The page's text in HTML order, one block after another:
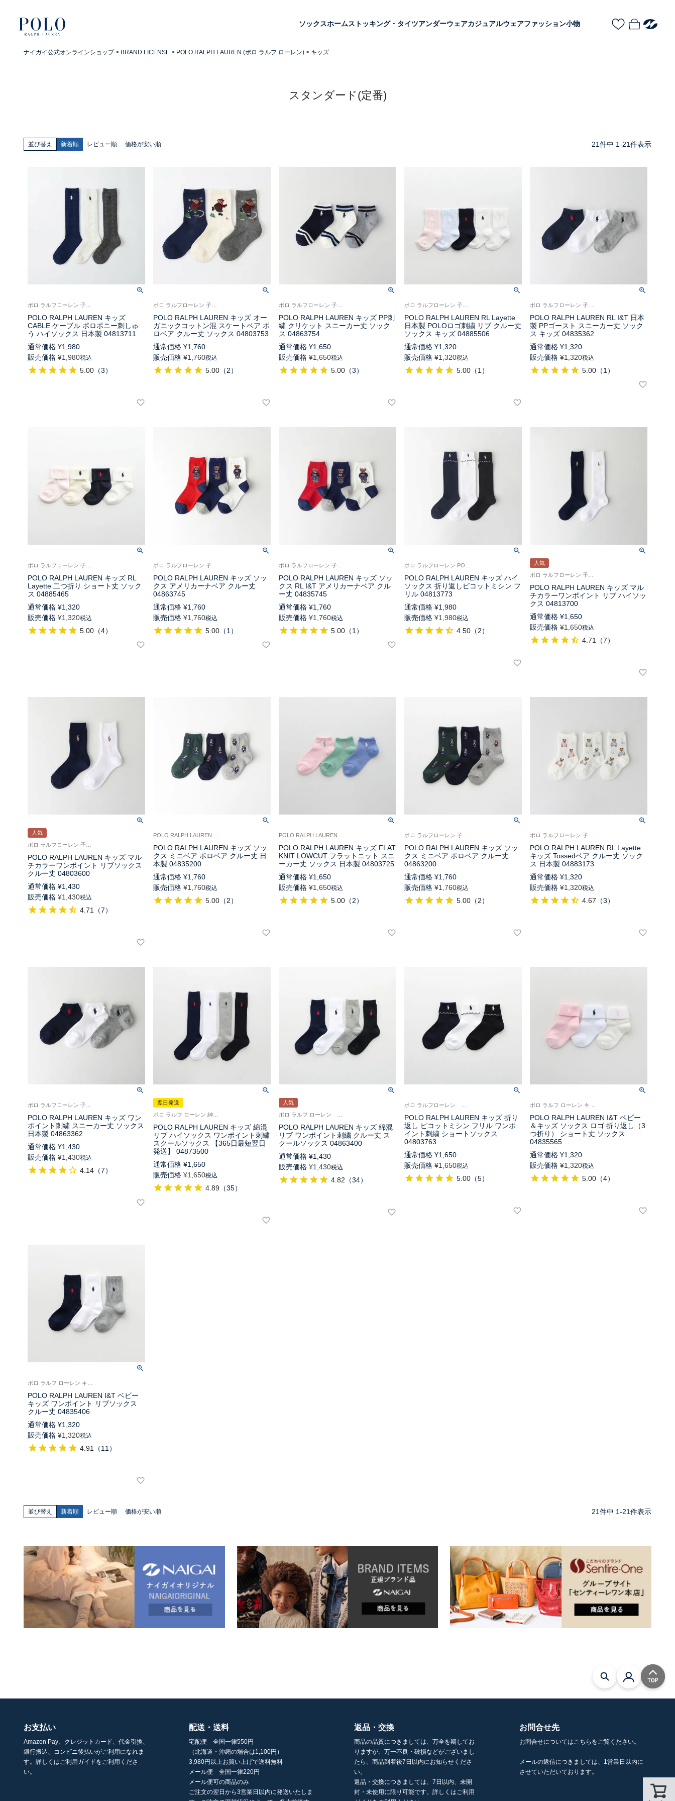
ソックスホームストッキング・タイツアンダーウェアカジュアルウェアファッション小物
ナイガイ公式オンラインショップ BRAND LICENSE POLO RALPH LAUREN (ポロ ラルフ ローレン) キッズ
スタンダード(定番)
並び替え 新着順 レビュー順 価格が安い順 21件中 1-21件表示
POLO RALPH LAUREN キッズ
CABLE ケーブル ポロポニー刺しゅ
う ハイソックス 日本製 04813711
通常価格 ¥1,980
販売価格 ¥1,980税込
5.00 （3）
POLO RALPH LAUREN キッズ オー
ガニックコットン混 スケートベア ポ
ロベア クルー丈 ソックス 04803753
通常価格 ¥1,760
販売価格 ¥1,760税込
5.00 （2）
POLO RALPH LAUREN キッズ PP刺
繍 クリケット スニーカー丈 ソック
ス 04863754
通常価格 ¥1,650
販売価格 ¥1,650税込
5.00 （3）
POLO RALPH LAUREN RL Layette
日本製 POLOロゴ刺繍 リブ クルー丈
ソックス キッズ 04885506
通常価格 ¥1,320
販売価格 ¥1,320税込
5.00 （1 ）
POLO RALPH LAUREN RL I&T 日本
製 PPゴースト スニーカー丈 ソック
ス キッズ 04835362
通常価格 ¥1,320
販売価格 ¥1,320税込
5.00 （1 ）
POLO RALPH LAUREN キッズ RL
Layette 二つ折り ショート丈 ソック
ス 04885465
通常価格 ¥1,320
販売価格 ¥1,320税込
5.00 （4）
POLO RALPH LAUREN キッズ ソッ
クス アメリカーナベア クルー丈
04863745
通常価格 ¥1,760
販売価格 ¥1,760税込
5.00 （1 ）
POLO RALPH LAUREN キッズ ソッ
クス RL I&T アメリカーナベア クル
ー丈 04835745
通常価格 ¥1,760
販売価格 ¥1,760税込
5.00 （1 ）
POLO RALPH LAUREN キッズ ハイ
ソックス 折り返しピコットミシン フ
リル 04813773
通常価格 ¥1,980
販売価格 ¥1,980税込
4.50 （2）
人気
POLO RALPH LAUREN キッズ マル
チカラーワンポイント リブ ハイソッ
クス 04813700
通常価格 ¥1,650
販売価格 ¥1,650税込
4.71 （7）
人気
POLO RALPH LAUREN キッズ マル
チカラーワンポイント リブソックス
クルー丈 04803600
通常価格 ¥1,430
販売価格 ¥1,430税込
4.71 （7）
POLO RALPH LAUREN キッズ ソッ
クス ミニベア ポロベア クルー丈 日
本製 04835200
通常価格 ¥1,760
販売価格 ¥1,760税込
5.00 （2）
POLO RALPH LAUREN キッズ FLAT
KNIT LOWCUT フラットニット スニ
ーカー丈 ソックス 日本製 04803725
通常価格 ¥1,650
販売価格 ¥1,650税込
5.00 （2）
POLO RALPH LAUREN キッズ ソッ
クス ミニベア ポロベア クルー丈
04863200
通常価格 ¥1,760
販売価格 ¥1,760税込
5.00 （2）
POLO RALPH LAUREN RL Layette
キッズ Tossedベア クルー丈 ソック
ス 日本製 04883173
通常価格 ¥1,320
販売価格 ¥1,320税込
4.67 （3）
POLO RALPH LAUREN キッズ ワン
ポイント刺繍 スニーカー丈 ソックス
日本製 04863362
通常価格 ¥1,430
販売価格 ¥1,430税込
4.14 （7）
翌日発送
POLO RALPH LAUREN キッズ 綿混
リブ ハイソックス ワンポイント刺繍
スクールソックス 【365日最短翌日
発送】 04873500
通常価格 ¥1,650
販売価格 ¥1,650税込
4.89 （35）
人気
POLO RALPH LAUREN キッズ 綿混
リブ ワンポイント刺繍 クルー丈 ス
クールソックス 04863400
通常価格 ¥1,430
販売価格 ¥1,430税込
4.82 （34）
POLO RALPH LAUREN キッズ 折り
返し ピコットミシン フリル ワンポ
イント刺繍 ショートソックス
04803763
通常価格 ¥1,650
販売価格 ¥1,650税込
5.00 （5）
POLO RALPH LAUREN I&T ベビー
＆キッズ ソックス ロゴ 折り返し（3
つ折り） ショート丈 ソックス
04835565
通常価格 ¥1,320
販売価格 ¥1,320税込
5.00 （4）
POLO RALPH LAUREN I&T ベビー
キッズ ワンポイント リブソックス
クルー丈 04835406
通常価格 ¥1,320
販売価格 ¥1,320税込
4.91 （11 ）
並び替え 新着順 レビュー順 価格が安い順 21件中 1-21件表示
お支払い
Amazon Pay、クレジットカード、代金引換、
銀行振込、コンビニ後払いがご利用になれま
す。詳しくはご利用ガイドをご利用くださ
い。
配送・送料
宅配便 全国一律550円
（北海道・沖縄の場合は1,100円）
3,980円以上お買い上げで送料無料
メール便 全国一律220円
メール便可の商品のみ
ご注文の翌日から3営業日以内に発送いたしま
返品・交換
商品の品質につきましては、万全を期してお
りますが、万一不良・破損などがございまし
たら、商品到着後7日以内にお知らせくださ
い。
返品・交換につきましては、7日以内、未開
封・未使用に限り可能です。詳しくはご利用
お問合せ先
お問合せについてはこちらをご覧ください。
メールの返信につきましては、1営業日以内に
させていただいております。